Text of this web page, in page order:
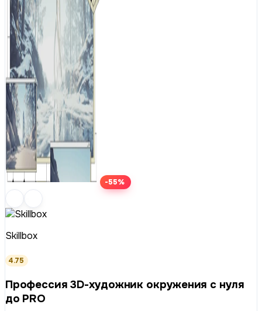
-55%
Skillbox
4.75
Профессия 3D-художник окружения с нуля
до PRO